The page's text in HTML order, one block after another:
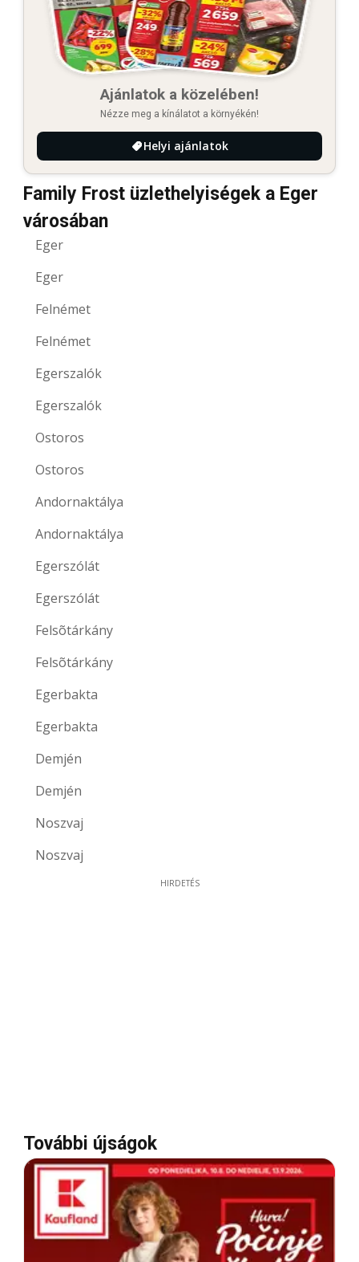
Ajánlatok a közelében!
Nézze meg a kínálatot a környékén!
Helyi ajánlatok
Family Frost üzlethelyiségek a Eger
városában
Eger
Eger
Felnémet
Felnémet
Egerszalók
Egerszalók
Ostoros
Ostoros
Andornaktálya
Andornaktálya
Egerszólát
Egerszólát
Felsõtárkány
Felsõtárkány
Egerbakta
Egerbakta
Demjén
Demjén
Noszvaj
Noszvaj
HIRDETÉS
További újságok